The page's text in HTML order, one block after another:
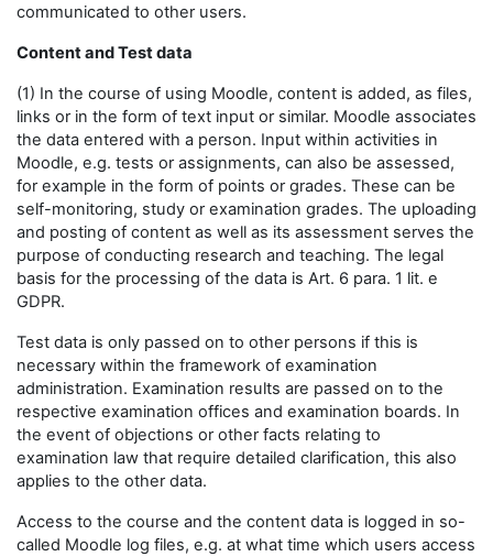
communicated to other users.
Content and Test data
(1) In the course of using Moodle, content is added, as files,
links or in the form of text input or similar. Moodle associates
the data entered with a person. Input within activities in
Moodle, e.g. tests or assignments, can also be assessed,
for example in the form of points or grades. These can be
self-monitoring, study or examination grades. The uploading
and posting of content as well as its assessment serves the
purpose of conducting research and teaching. The legal
basis for the processing of the data is Art. 6 para. 1 lit. e
GDPR.
Test data is only passed on to other persons if this is
necessary within the framework of examination
administration. Examination results are passed on to the
respective examination offices and examination boards. In
the event of objections or other facts relating to
examination law that require detailed clarification, this also
applies to the other data.
Access to the course and the content data is logged in so-
called Moodle log files, e.g. at what time which users access